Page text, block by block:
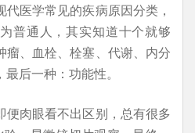
医学常见的疾病原因分类，
普通人，其实知道十个就够
瘤、血栓、栓塞、代谢、内分
后一种：功能性。
便肉眼看不出区别，总有很多